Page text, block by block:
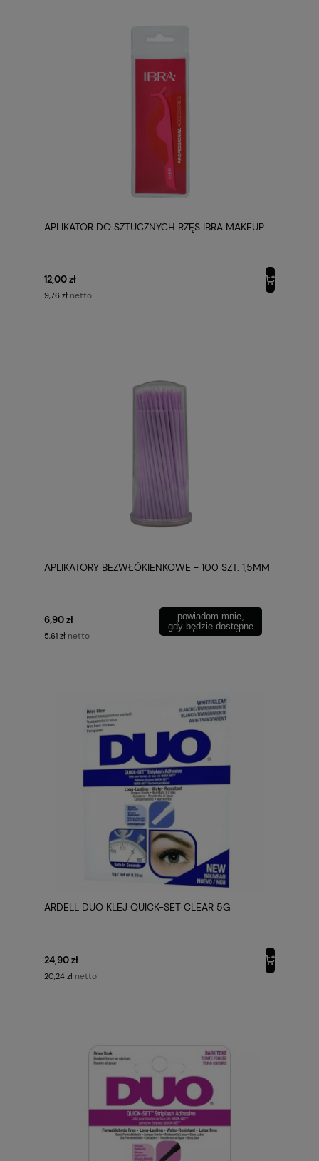
APLIKATOR DO SZTUCZNYCH RZĘS IBRA MAKEUP
12,00 zł
9,76 zł netto
APLIKATORY BEZWŁÓKIENKOWE - 100 SZT. 1,5MM
6,90 zł
5,61 zł netto
powiadom mnie,
gdy będzie dostępne
ARDELL DUO KLEJ QUICK-SET CLEAR 5G
24,90 zł
20,24 zł netto